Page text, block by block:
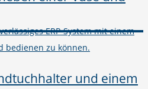
ERP-System mit einem
bedienen zu können.